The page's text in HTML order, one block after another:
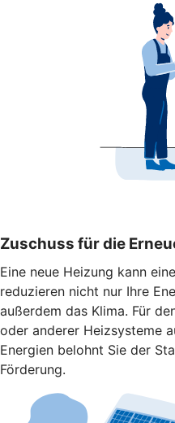
Zuschuss für die
Eine neue Heizung kann
reduzieren nicht nur Ihre
außerdem das Klima. Für
oder anderer Heizsysteme
Energien belohnt Sie der
Förderung.